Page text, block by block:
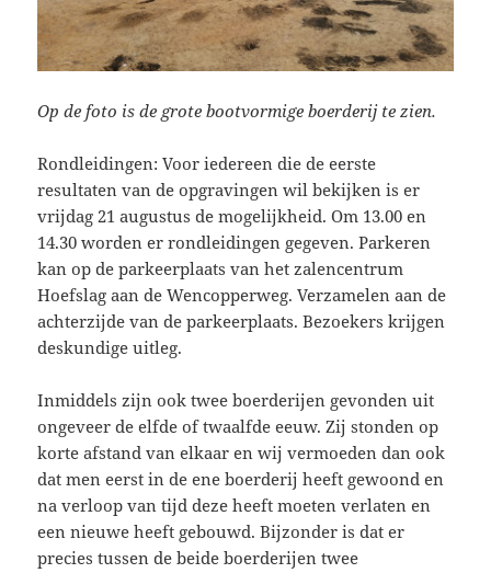
Op de foto is de grote bootvormige boerderij te zien.
Rondleidingen: Voor iedereen die de eerste
resultaten van de opgravingen wil bekijken is er
vrijdag 21 augustus de mogelijkheid. Om 13.00 en
14.30 worden er rondleidingen gegeven. Parkeren
kan op de parkeerplaats van het zalencentrum
Hoefslag aan de Wencopperweg. Verzamelen aan de
achterzijde van de parkeerplaats. Bezoekers krijgen
deskundige uitleg.
Inmiddels zijn ook twee boerderijen gevonden uit
ongeveer de elfde of twaalfde eeuw. Zij stonden op
korte afstand van elkaar en wij vermoeden dan ook
dat men eerst in de ene boerderij heeft gewoond en
na verloop van tijd deze heeft moeten verlaten en
een nieuwe heeft gebouwd. Bijzonder is dat er
precies tussen de beide boerderijen twee